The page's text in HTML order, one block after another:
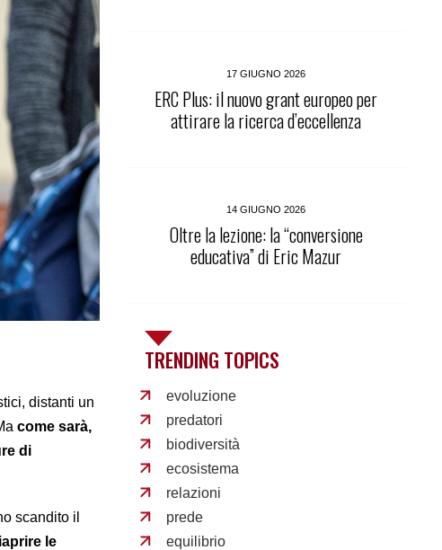
distanti un
come sarà,
di
scandito il
le
17 GIUGNO 2026
ERC Plus: il nuovo grant europeo per
attirare la ricerca d’eccellenza
14 GIUGNO 2026
Oltre la lezione: la “conversione
educativa” di Eric Mazur
TRENDING TOPICS
evoluzione
predatori
biodiversità
ecosistema
relazioni
prede
equilibrio